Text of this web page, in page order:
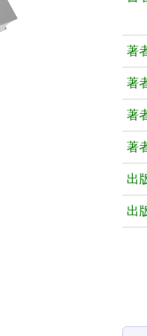
著
著
著
著
出
出